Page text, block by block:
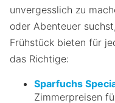
unvergesslich zu
oder Abenteuer
Frühstück bieten für
das Richtige:
Sparfuchs
Zimmerpreisen